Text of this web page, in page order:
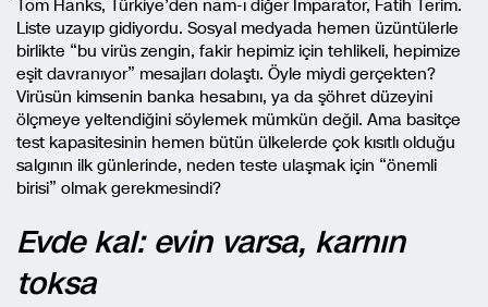
Tom Hanks, Türkiye’den nam-ı diğer İmparator, Fatih Terim.
Liste uzayıp gidiyordu. Sosyal medyada hemen üzüntülerle
birlikte “bu virüs zengin, fakir hepimiz için tehlikeli, hepimize
eşit davranıyor” mesajları dolaştı. Öyle miydi gerçekten?
Virüsün kimsenin banka hesabını, ya da şöhret düzeyini
ölçmeye yeltendiğini söylemek mümkün değil. Ama basitçe
test kapasitesinin hemen bütün ülkelerde çok kısıtlı olduğu
salgının ilk günlerinde, neden teste ulaşmak için “önemli
birisi” olmak gerekmesindi?
Evde kal: evin varsa, karnın
toksa